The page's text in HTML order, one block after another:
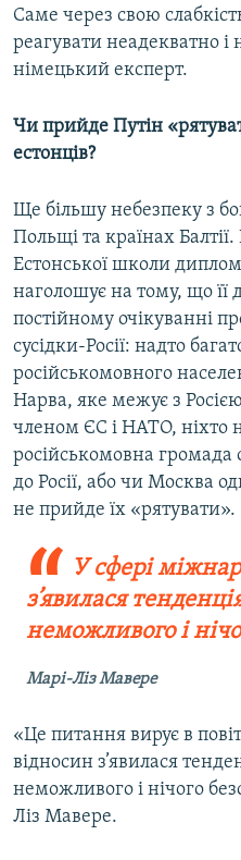
Саме через свою
реагувати неадекватно і
німецький експерт.
Чи прийде Путін
естонців?
Ще більшу небезпеку з
Польщі та країнах
Естонської школи
наголошує на тому, що її
постійному очікуванні
сусідки-Росії: надто
російськомовного
Нарва, яке межує з
членом ЄС і НАТО, ніхто
російськомовна громада
до Росії, або чи Москва
не прийде їх «рятувати».
У сфері
з’явилася
неможливого і
Марі-Ліз Мавере
«Це питання вирує в
відносин з’явилася
неможливого і нічого
Ліз Мавере.